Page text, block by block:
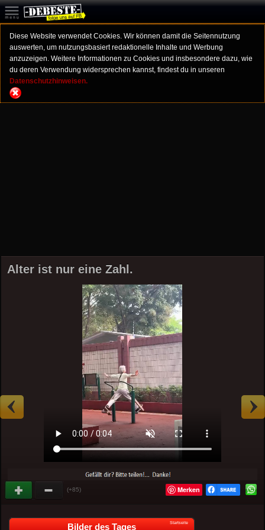
Diese Website verwendet Cookies. Wir können damit die Seitennutzung
auswerten, um nutzungsbasiert redaktionelle Inhalte und Werbung
anzuzeigen. Weitere Informationen zu Cookies und insbesondere dazu, wie
du deren Verwendung widersprechen kannst, findest du in unseren
Datenschutzhinweisen.
Alter ist nur eine Zahl.
(+85) Merken
Bilder des Tages Startseite